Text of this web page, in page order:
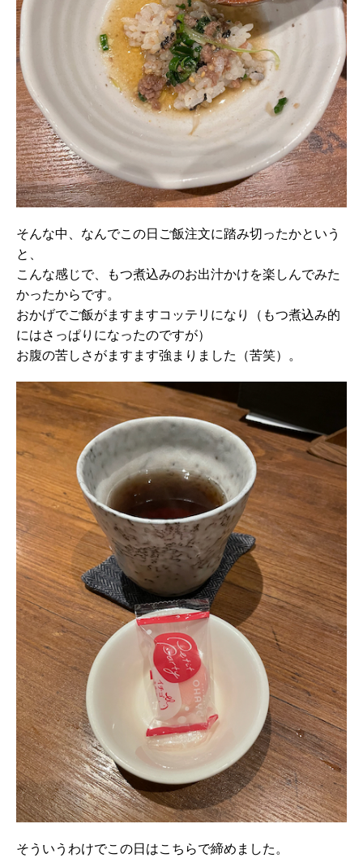
そんな中、なんでこの日ご飯注文に踏み切ったかという
と、
こんな感じで、もつ煮込みのお出汁かけを楽しんでみた
かったからです。
おかげでご飯がますますコッテリになり（もつ煮込み的
にはさっぱりになったのですが）
お腹の苦しさがますます強まりました（苦笑）。
そういうわけでこの日はこちらで締めました。